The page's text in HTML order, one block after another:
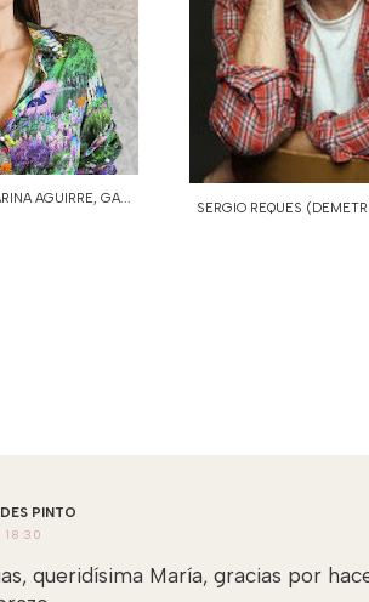
AGUIRRE, GA...
SERGIO REQUES
PINTO
18:30
queridísima María, gracias por